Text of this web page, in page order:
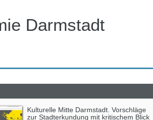
Darmstadt
Kulturelle Mitte Darmstadt. Vorschläge
zur Stadterkundung mit kritischem Blick